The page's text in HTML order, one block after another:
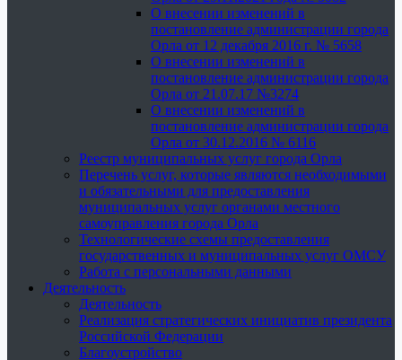
О внесении изменений в
постановление администрации города
Орла от 12 декабря 2016 г. № 5658
О внесении изменений в
постановление администрации города
Орла от 21.07.17 №3274
О внесении изменений в
постановление администрации города
Орла от 30.12.2016 № 6116
Реестр муниципальных услуг города Орла
Перечень услуг, которые являются необходимыми
и обязательными для предоставления
муниципальных услуг органами местного
самоуправления города Орла
Технологические схемы предоставления
государственных и муниципальных услуг ОМСУ
Работа с персональными данными
Деятельность
Деятельность
Реализация стратегических инициатив президента
Российской Федерации
Благоустройство